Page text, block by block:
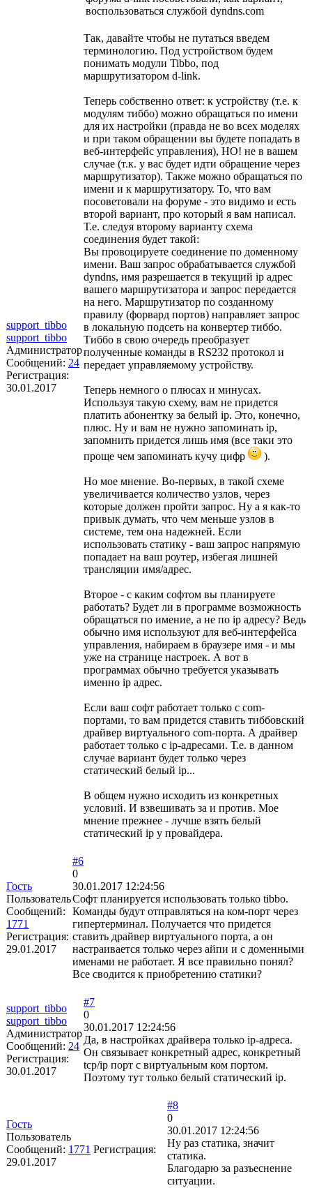
support_tibbo
support_tibbo
Администратор
Сообщений: 24
Регистрация:
30.01.2017
воспользоваться службой dyndns.com
Так, давайте чтобы не путаться введем
терминологию. Под устройством будем
понимать модули Tibbo, под
маршрутизатором d-link.
Теперь собственно ответ: к устройству (т.е. к
модулям тиббо) можно обращаться по имени
для их настройки (правда не во всех моделях
и при таком обращении вы будете попадать в
веб-интерфейс управления), НО! не в вашем
случае (т.к. у вас будет идти обращение через
маршрутизатор). Также можно обращаться по
имени и к маршрутизатору. То, что вам
посоветовали на форуме - это видимо и есть
второй вариант, про который я вам написал.
Т.е. следуя второму варианту схема
соединения будет такой:
Вы провоцируете соединение по доменному
имени. Ваш запрос обрабатывается службой
dyndns, имя разрешается в текущий ip адрес
вашего маршрутизатора и запрос передается
на него. Маршрутизатор по созданному
правилу (форвард портов) направляет запрос
в локальную подсеть на конвертер тиббо.
Тиббо в свою очередь преобразует
полученные команды в RS232 протокол и
передает управляемому устройству.
Теперь немного о плюсах и минусах.
Используя такую схему, вам не придется
платить абонентку за белый ip. Это, конечно,
плюс. Ну и вам не нужно запоминать ip,
запомнить придется лишь имя (все таки это
проще чем запоминать кучу цифр
).
Но мое мнение. Во-первых, в такой схеме
увеличивается количество узлов, через
которые должен пройти запрос. Ну а я как-то
привык думать, что чем меньше узлов в
системе, тем она надежней. Если
использовать статику - ваш запрос напрямую
попадает на ваш роутер, избегая лишней
трансляции имя/адрес.
Второе - с каким софтом вы планируете
работать? Будет ли в программе возможность
обращаться по имение, а не по ip адресу? Ведь
обычно имя используют для веб-интерфейса
управления, набираем в браузере имя - и мы
уже на странице настроек. А вот в
программах обычно требуется указывать
именно ip адрес.
Если ваш софт работает только с com-
портами, то вам придется ставить тиббовский
драйвер виртуального com-порта. А драйвер
работает только с ip-адресами. Т.е. в данном
случае вариант будет только через
статический белый ip...
В общем нужно исходить из конкретных
условий. И взвешивать за и против. Мое
мнение прежнее - лучше взять белый
статический ip у провайдера.
Гость
Пользователь
Сообщений:
1771
Регистрация:
29.01.2017
#6
0
30.01.2017 12:24:56
Софт планируется использовать только tibbo.
Команды будут отправляться на ком-порт через
гипертерминал. Получается что придется
ставить драйвер виртуального порта, а он
настраивается только через айпи и с доменными
именами не работает. Я все правильно понял?
Все сводится к приобретению статики?
support_tibbo
support_tibbo
Администратор
Сообщений: 24
Регистрация:
30.01.2017
#7
0
30.01.2017 12:24:56
Да, в настройках драйвера только ip-адреса.
Он связывает конкретный адрес, конкретный
tcp/ip порт с виртуальным ком портом.
Поэтому тут только белый статический ip.
Гость
Пользователь
Сообщений: 1771 Регистрация:
29.01.2017
#8
0
30.01.2017 12:24:56
Ну раз статика, значит
статика.
Благодарю за разъеснение
ситуации.